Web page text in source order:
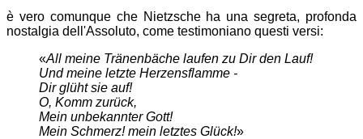
è vero comunque che Nietzsche ha una segreta, profonda
nostalgia dell'Assoluto, come testimoniano questi versi:
«All meine Tränenbäche laufen zu Dir den Lauf!
Und meine letzte Herzensflamme -
Dir glüht sie auf!
O, Komm zurück,
Mein unbekannter Gott!
Mein Schmerz! mein letztes Glück!»